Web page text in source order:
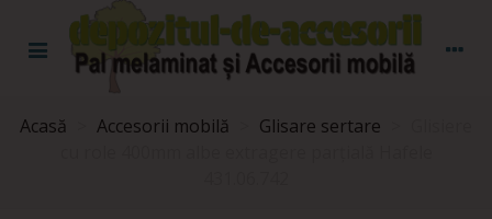
Acasă Accesorii mobilă Glisare sertare